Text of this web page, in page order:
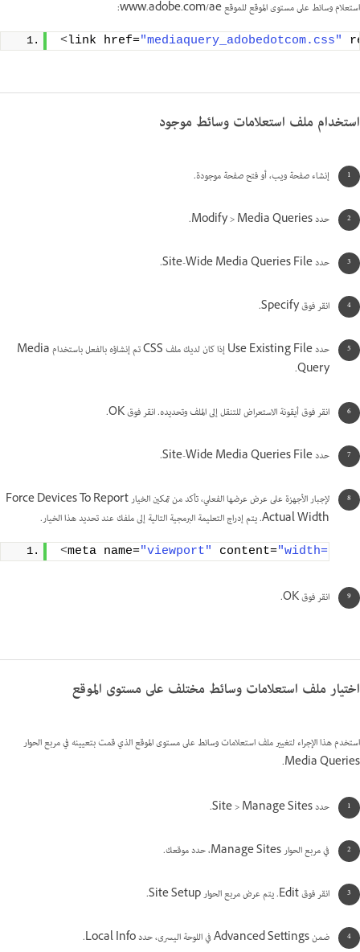
استعلام وسائط على مستوى الموقع للموقع www.adobe.com/ae:
<link href="mediaquery_adobedotcom.css"
استخدام ملف استعلامات وسائط موجود
إنشاء صفحة ويب، أو فتح صفحة موجودة.
حدد Modify > Media Queries.
حدد Site-Wide Media Queries File.
انقر فوق Specify.
حدد Use Existing File إذا كان لديك ملف CSS تم إنشاؤه بالفعل باستخدام Media
Query.
انقر فوق أيقونة الاستعراض للتنقل إلى الملف وتحديده. انقر فوق OK.
حدد Site-Wide Media Queries File.
لإجبار الأجهزة على عرض عرضها الفعلي، تأكد من تمكين الخيار Force Devices To Report
Actual Width. يتم إدراج التعليمة البرمجية التالية إلى ملفك عند تحديد هذا الخيار.
<meta name="viewport" content=
انقر فوق OK.
اختيار ملف استعلامات وسائط مختلف على مستوى الموقع
استخدم هذا الإجراء لتغيير ملف استعلامات وسائط على مستوى الموقع الذي قمت بتعيينه في مربع الحوار
Media Queries.
حدد Site > Manage Sites.
في مربع الحوار Manage Sites، حدد موقعك.
انقر فوق Edit. يتم عرض مربع الحوار Site Setup.
ضمن Advanced Settings في اللوحة اليسرى، حدد Local Info.